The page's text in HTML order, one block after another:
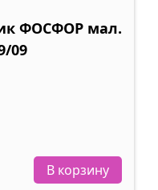
ФОСФОР мал.
09
В корзину